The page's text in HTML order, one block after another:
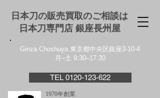
日本刀の販売買取のご相談は
日本刀専門店 銀座⻑州屋
Ginza Choshuya 東京都中央区銀座3-10-4
月–土 9:30–17:30
TEL 0120-123-622
1970年創業